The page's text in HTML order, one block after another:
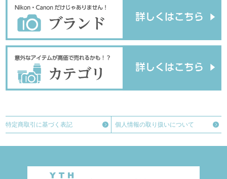
特定商取引に基づく表記 個人情報の取り扱いについて